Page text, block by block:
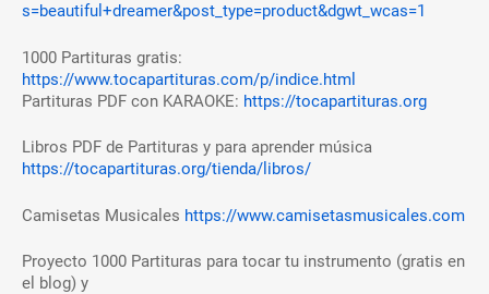
s=beautiful+dreamer&post_type=product&dgwt_wcas=1
1000 Partituras gratis:
https://www.tocapartituras.com/p/indice.html
Partituras PDF con KARAOKE: https://tocapartituras.org
Libros PDF de Partituras y para aprender música
https://tocapartituras.org/tienda/libros/
Camisetas Musicales https://www.camisetasmusicales.com
Proyecto 1000 Partituras para tocar tu instrumento (gratis en
el blog) y